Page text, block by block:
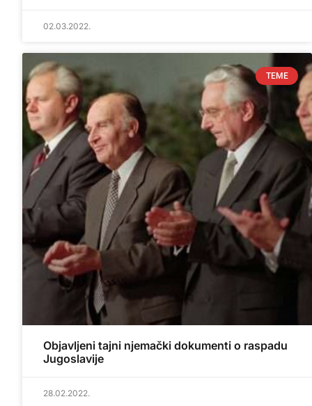
02.03.2022.
TEME
Objavljeni tajni njemački dokumenti o raspadu
Jugoslavije
28.02.2022.